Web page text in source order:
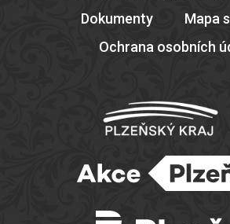
Dokumenty
Mapa
Ochrana osobních